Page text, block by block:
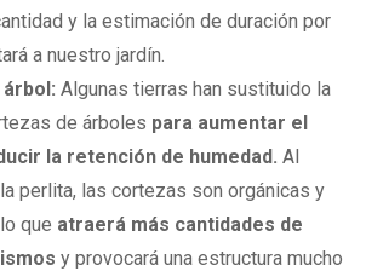
y la estimación de duración por
a nuestro jardín.
Algunas tierras han sustituido la
de árboles para aumentar el
la retención de humedad. Al
perlita, las cortezas son orgánicas y
que atraerá más cantidades de
y provocará una estructura mucho